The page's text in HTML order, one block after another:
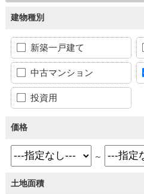
建物種別
新築一戸建て
中古マンション
投資用
価格
～
土地面積